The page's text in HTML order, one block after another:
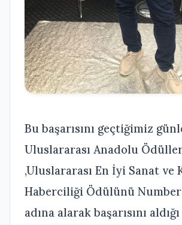
Bu başarısını geçtiğimiz
Uluslararası Anadolu
,Uluslararası En İyi Sanat ve
Haberciliği Ödülünü Number
adına alarak başarısını